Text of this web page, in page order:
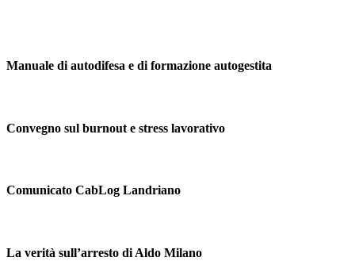
Manuale di autodifesa e di formazione autogestita
Convegno sul burnout e stress lavorativo
Comunicato CabLog Landriano
La verità sull’arresto di Aldo Milano